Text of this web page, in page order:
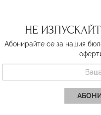
НЕ
Абонирайте се за нашия